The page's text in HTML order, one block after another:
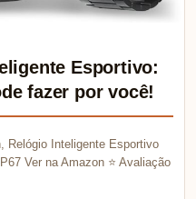
Esportivo:
fazer por você!
Relógio Inteligente Esportivo
Ver na Amazon ⭐ Avaliação